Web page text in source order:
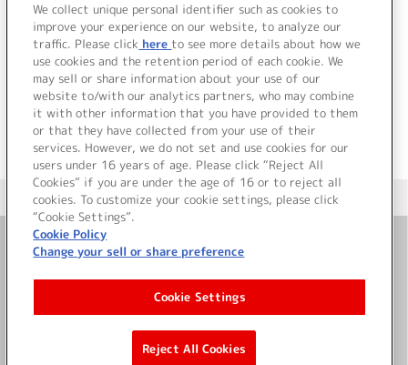
JP
＜ カタログサイト トップページへ
お問い合わせ
サイト利用について
We collect unique personal identifier such as cookies to
improve your experience on our website, to analyze our
traffic. Please click here to see more details about how we
use cookies and the retention period of each cookie. We
may sell or share information about your use of our
website to/with our analytics partners, who may combine
it with other information that you have provided to them
or that they have collected from your use of their
services. However, we do not set and use cookies for our
users under 16 years of age. Please click “Reject All
Cookies” if you are under the age of 16 or to reject all
cookies. To customize your cookie settings, please click
“Cookie Settings”.
Cookie Policy
Change your sell or share preference
Cookie Settings
Reject All Cookies